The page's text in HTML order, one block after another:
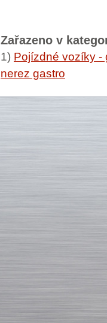
Zařazeno v
1) Pojízdné vozíky -
nerez gastro